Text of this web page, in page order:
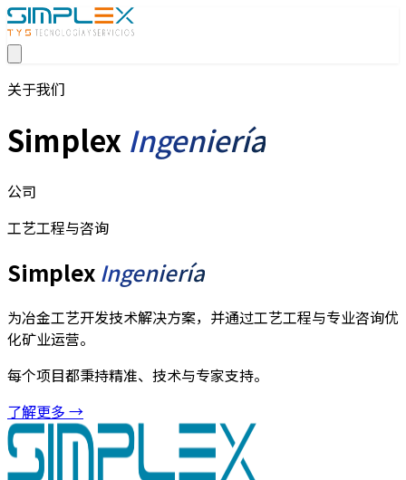
关于我们
Simplex Ingeniería
公司
工艺工程与咨询
Simplex Ingeniería
为冶金工艺开发技术解决方案，并通过工艺工程与专业咨询优
化矿业运营。
每个项目都秉持精准、技术与专家支持。
了解更多 →